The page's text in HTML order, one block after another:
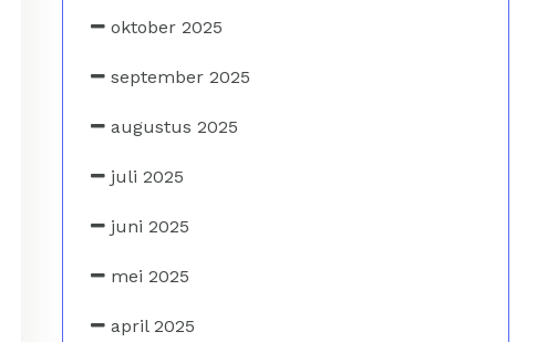
oktober 2025
september 2025
augustus 2025
juli 2025
juni 2025
mei 2025
april 2025